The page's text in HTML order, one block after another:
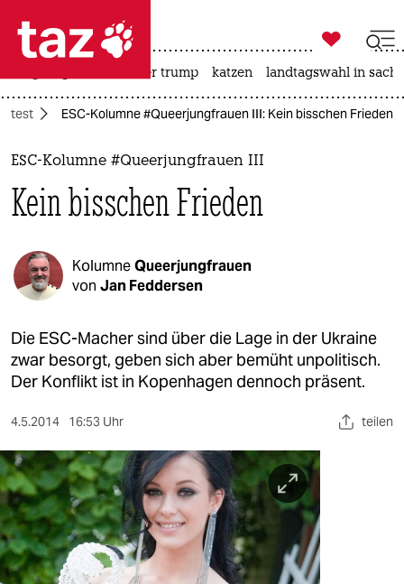
 taz zahl ich
taz zahl ich
themen
politik
öko
gesellschaft
kultur
sport
nord
wahrheit
verlag
verlag

taz zahl ich
usa unter trump katzen landtagswahl in
ESC-Kolumne #Queerjungfrauen III: Kein bisschen Frieden
ESC-Kolumne #Queerjungfrauen III
Kein bisschen Frieden
KolumneQueerjungfrauen
von Jan Feddersen
Die ESC-Macher sind über die Lage in der Ukraine
zwar besorgt, geben sich aber bemüht unpolitisch.
Der Konflikt ist in Kopenhagen dennoch präsent.
4.5.2014 16:53 Uhr teilen